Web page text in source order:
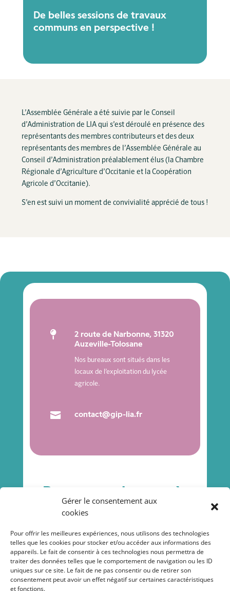
Gérer le consentement aux
cookies
Pour offrir les meilleures expériences, nous utilisons des technologies
telles que les cookies pour stocker et/ou accéder aux informations des
appareils. Le fait de consentir à ces technologies nous permettra de
traiter des données telles que le comportement de navigation ou les ID
uniques sur ce site. Le fait de ne pas consentir ou de retirer son
consentement peut avoir un effet négatif sur certaines caractéristiques
et fonctions.
De belles sessions de travaux
communs en perspective !
L’Assemblée Générale a été suivie par le Conseil
d’Administration de LIA qui s’est déroulé en présence des
représentants des membres contributeurs et des deux
représentants des membres de l’Assemblée Générale au
Conseil d’Administration préalablement élus (la Chambre
Régionale d’Agriculture d’Occitanie et la Coopération
Agricole d’Occitanie).
S’en est suivi un moment de convivialité apprécié de tous !

2 route de Narbonne, 31320
Auzeville-Tolosane
Nos bureaux sont situés dans les
locaux de l’exploitation du lycée
agricole.
 contact@gip-lia.fr
Pour vous abonner à
notre newsletter